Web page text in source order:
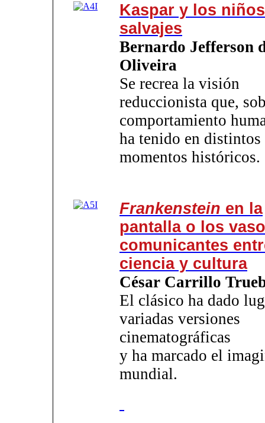
Kaspar y los niños
salvajes
Bernardo Jefferson
Oliveira
Se recrea la visión
reduccionista que,
comportamiento
ha tenido en distintos
momentos históricos.
Frankenstein en la
pantalla o los
comunicantes
ciencia y cultura
César Carrillo
El clásico ha dado
variadas versiones
cinematográficas
y ha marcado el
mundial.